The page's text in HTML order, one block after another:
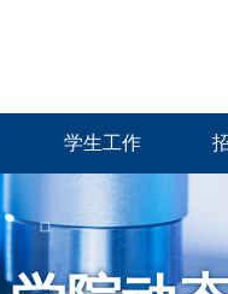
学生工作